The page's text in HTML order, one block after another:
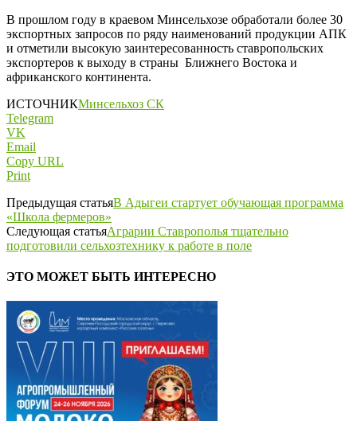
В прошлом году в краевом Минсельхозе обработали более 30
экспортных запросов по ряду наименований продукции АПК
и отметили высокую заинтересованность ставропольских
экспортеров к выходу в страны Ближнего Востока и
африканского континента.
ИСТОЧНИКМинсельхоз СК
Telegram
VK
Email
Copy URL
Print
Предыдущая статьяВ Адыгеи стартует обучающая программа
«Школа фермеров»
Следующая статьяАграрии Ставрополья тщательно
подготовили сельхозтехнику к работе в поле
ЭТО МОЖЕТ БЫТЬ ИНТЕРЕСНО